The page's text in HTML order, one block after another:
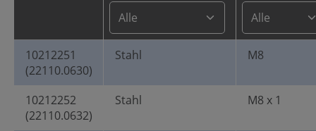
10212251
(22110.0630)
Stahl M8
10212252
(22110.0632)
Stahl M8 x 1